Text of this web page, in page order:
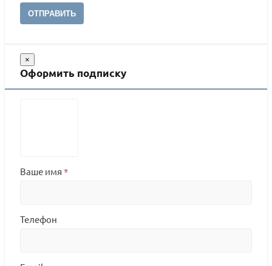
ОТПРАВИТЬ
×
Оформить подписку
Ваше имя *
Телефон